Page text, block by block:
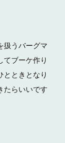
扱うバーグマ
てブーケ作り
とときとなり
たらいいです